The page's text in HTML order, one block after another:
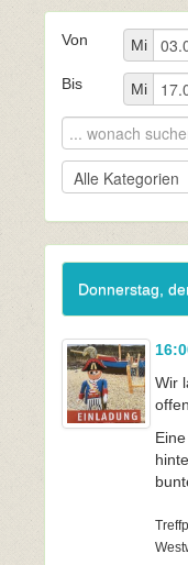
Von Mi
Bis Mi
Donnerstag,
Wir